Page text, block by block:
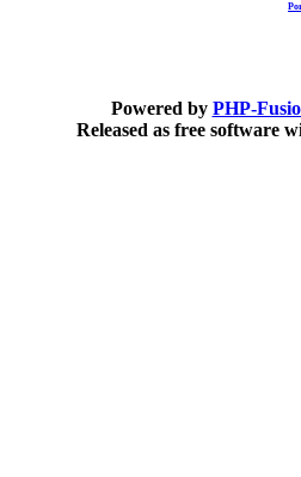
Powered by PHP-
Released as free software